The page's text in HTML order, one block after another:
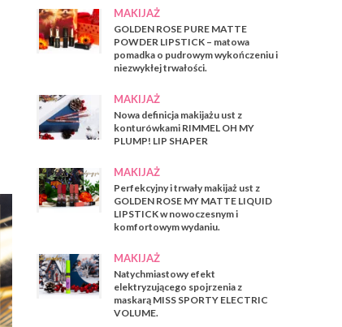
MAKIJAŻ
GOLDEN ROSE PURE MATTE
POWDER LIPSTICK – matowa
pomadka o pudrowym wykończeniu i
niezwykłej trwałości.
MAKIJAŻ
Nowa definicja makijażu ust z
konturówkami RIMMEL OH MY
PLUMP! LIP SHAPER
MAKIJAŻ
Perfekcyjny i trwały makijaż ust z
GOLDEN ROSE MY MATTE LIQUID
LIPSTICK w nowoczesnym i
komfortowym wydaniu.
MAKIJAŻ
Natychmiastowy efekt
elektryzującego spojrzenia z
maskarą MISS SPORTY ELECTRIC
VOLUME.